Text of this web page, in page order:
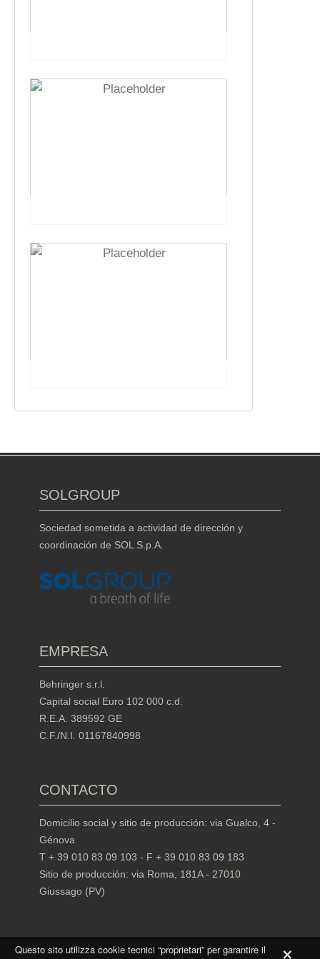
Questo sito utilizza cookie tecnici “proprietari” per garantire il
×
SOLGROUP
Sociedad sometida a actividad de dirección y
coordinación de SOL S.p.A.
EMPRESA
Behringer s.r.l.
Capital social Euro 102 000 c.d.
R.E.A. 389592 GE
C.F./N.I. 01167840998
CONTACTO
Domicilio social y sitio de producción: via Gualco, 4 -
Génova
T + 39 010 83 09 103 - F + 39 010 83 09 183
Sitio de producción: via Roma, 181A - 27010
Giussago (PV)